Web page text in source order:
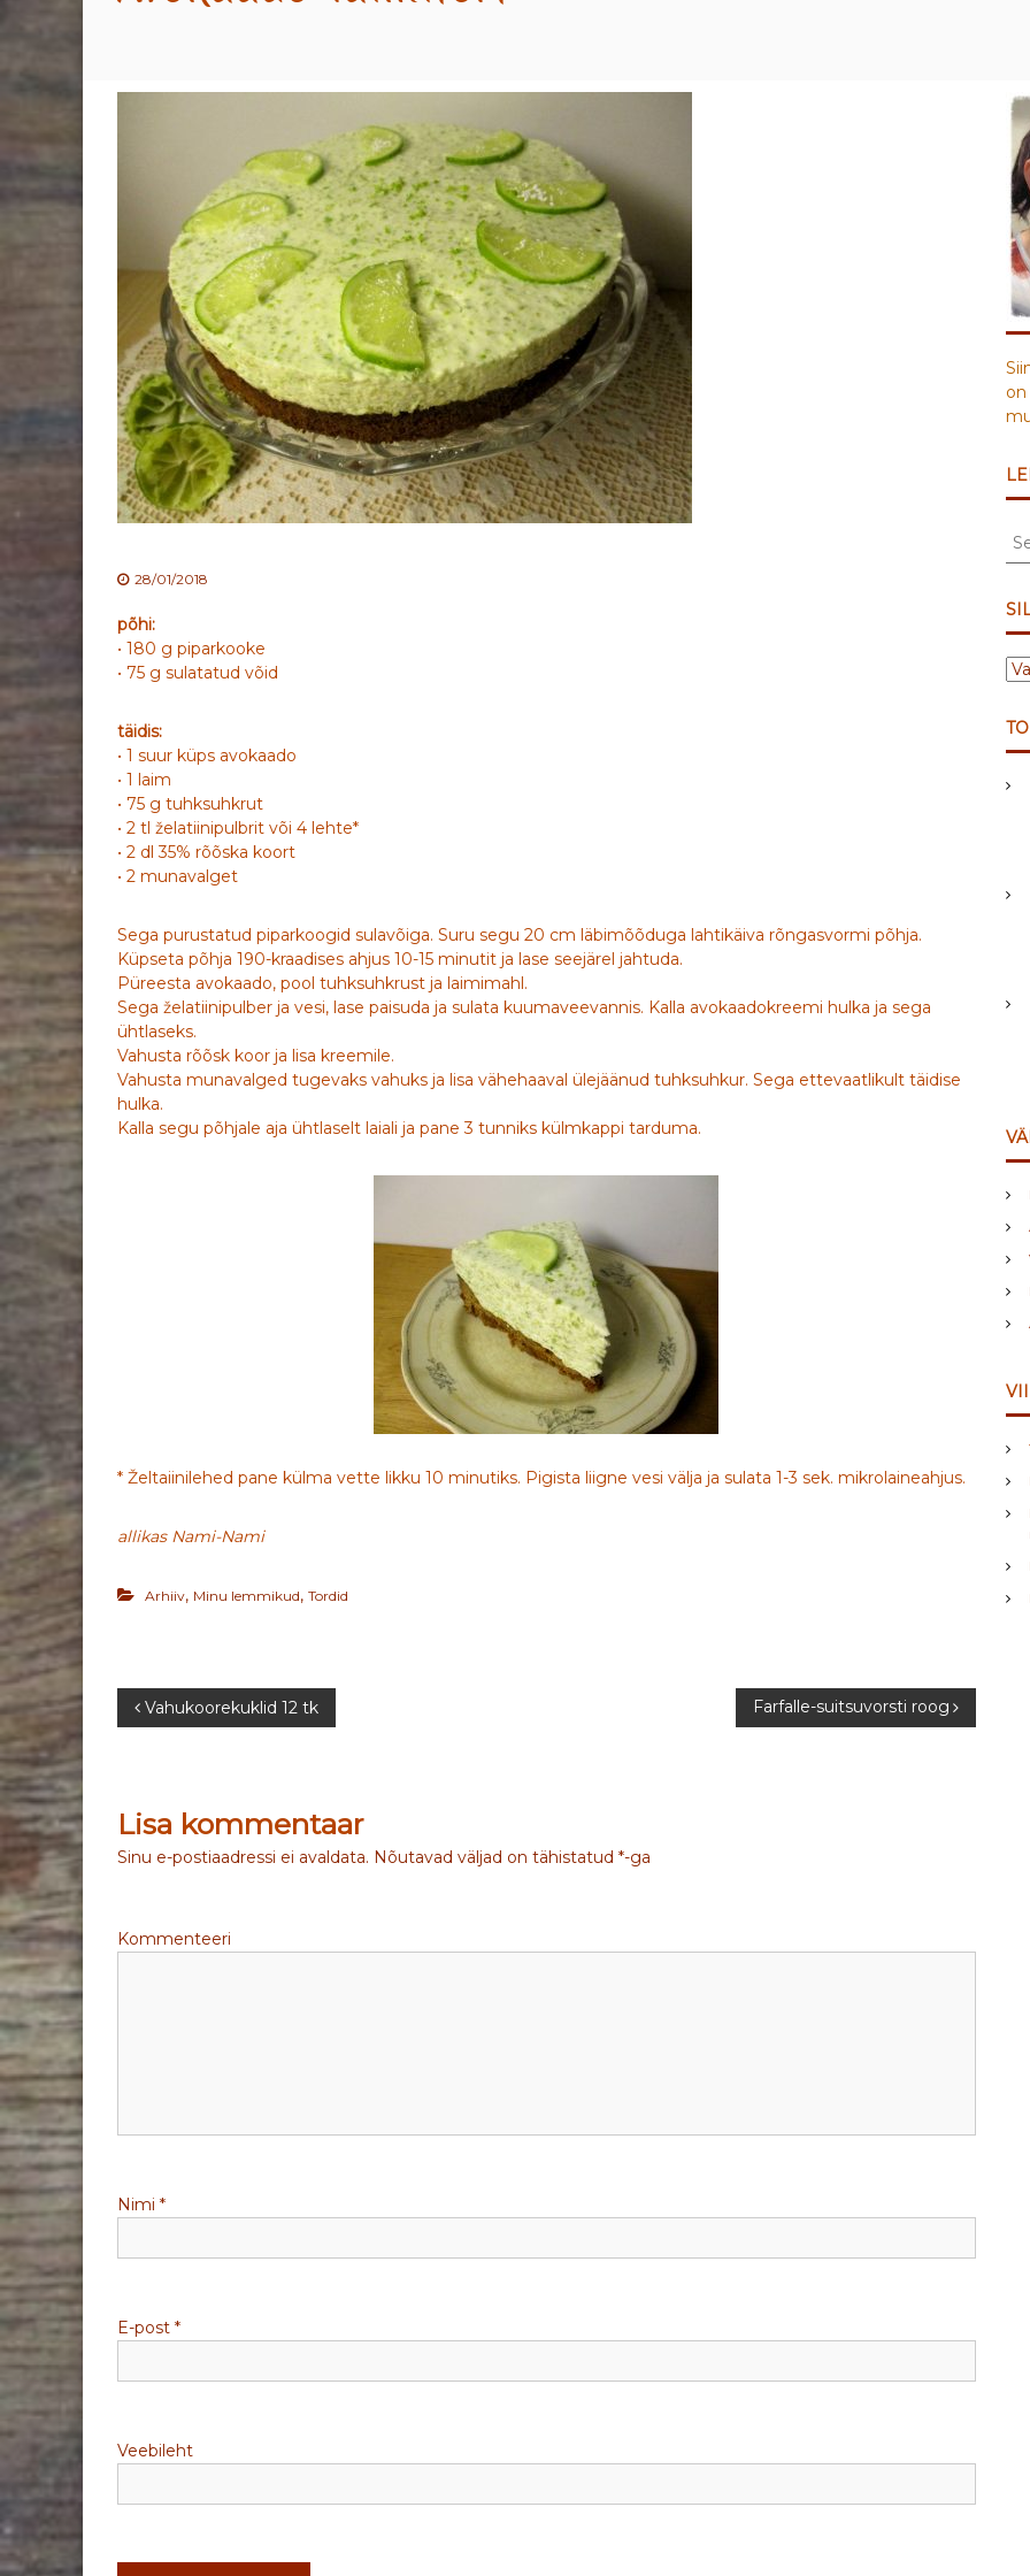
28/01/2018
põhi:
• 180 g piparkooke
• 75 g sulatatud võid
täidis:
• 1 suur küps avokaado
• 1 laim
• 75 g tuhksuhkrut
• 2 tl želatiinipulbrit või 4 lehte*
• 2 dl 35% rõõska koort
• 2 munavalget
Sega purustatud piparkoogid sulavõiga. Suru segu 20 cm läbimõõduga lahtikäiva rõngasvormi põhja.
Küpseta põhja 190-kraadises ahjus 10-15 minutit ja lase seejärel jahtuda.
Püreesta avokaado, pool tuhksuhkrust ja laimimahl.
Sega želatiinipulber ja vesi, lase paisuda ja sulata kuumaveevannis. Kalla avokaadokreemi hulka ja sega
ühtlaseks.
Vahusta rõõsk koor ja lisa kreemile.
Vahusta munavalged tugevaks vahuks ja lisa vähehaaval ülejäänud tuhksuhkur. Sega ettevaatlikult täidise
hulka.
Kalla segu põhjale aja ühtlaselt laiali ja pane 3 tunniks külmkappi tarduma.
* Želtaiinilehed pane külma vette likku 10 minutiks. Pigista liigne vesi välja ja sulata 1-3 sek. mikrolaineahjus.
allikas Nami-Nami
Arhiiv, Minu lemmikud, Tordid
N
v
i
i
i
e
Vahukoorekuklid 12 tk Farfalle-suitsuvorsti roog
Lisa kommentaar
Sinu e-postiaadressi ei avaldata. Nõutavad väljad on tähistatud *-ga
Kommenteeri
Nimi *
E-post *
Veebileht
S
r
c
h
f
r
:
S
L
D
D